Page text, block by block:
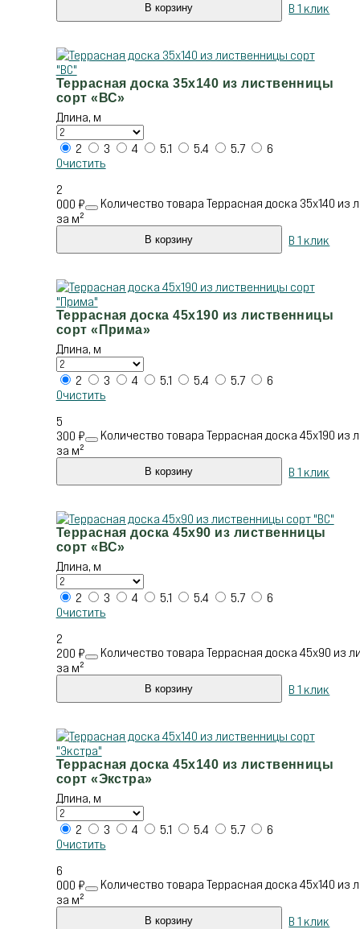
В корзину В 1 клик
Террасная доска 35х140 из лиственницы
сорт «ВС»
Длина, м
2 3 4 5.1 5.4 5.7
6
Очистить
2
000 ₽
за м²
Количество товара Террасная доска 35х140 из
В корзину В 1 клик
Террасная доска 45х190 из лиственницы
сорт «Прима»
Длина, м
2 3 4 5.1 5.4 5.7
6
Очистить
5
300 ₽
за м²
Количество товара Террасная доска 45х190 из
В корзину В 1 клик
Террасная доска 45х90 из лиственницы
сорт «ВС»
Длина, м
2 3 4 5.1 5.4 5.7
6
Очистить
2
200 ₽
за м²
Количество товара Террасная доска 45х90 из
В корзину В 1 клик
Террасная доска 45х140 из лиственницы
сорт «Экстра»
Длина, м
2 3 4 5.1 5.4 5.7
6
Очистить
6
000 ₽
за м²
Количество товара Террасная доска 45х140 из
В корзину В 1 клик